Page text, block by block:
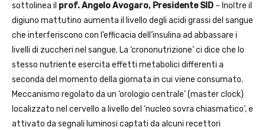
sottolinea il prof. Angelo Avogaro, Presidente SID – Inoltre il
digiuno mattutino aumenta il livello degli acidi grassi del sangue
che interferiscono con l’efficacia dell’insulina ad abbassare i
livelli di zuccheri nel sangue. La ‘crononutrizione’ ci dice che lo
stesso nutriente esercita effetti metabolici differenti a
seconda del momento della giornata in cui viene consumato.
Meccanismo regolato da un ‘orologio centrale’ (master clock)
localizzato nel cervello a livello del ‘nucleo sovra chiasmatico’, e
attivato da segnali luminosi captati da alcuni recettori